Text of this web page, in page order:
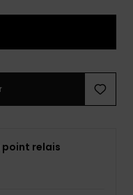
point relais